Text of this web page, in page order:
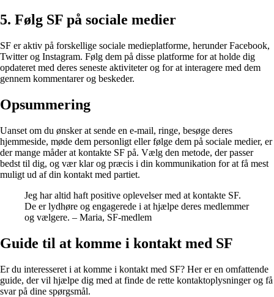
5. Følg SF på sociale medier
SF er aktiv på forskellige sociale medieplatforme, herunder Facebook,
Twitter og Instagram. Følg dem på disse platforme for at holde dig
opdateret med deres seneste aktiviteter og for at interagere med dem
gennem kommentarer og beskeder.
Opsummering
Uanset om du ønsker at sende en e-mail, ringe, besøge deres
hjemmeside, møde dem personligt eller følge dem på sociale medier, er
der mange måder at kontakte SF på. Vælg den metode, der passer
bedst til dig, og vær klar og præcis i din kommunikation for at få mest
muligt ud af din kontakt med partiet.
Jeg har altid haft positive oplevelser med at kontakte SF.
De er lydhøre og engagerede i at hjælpe deres medlemmer
og vælgere. – Maria, SF-medlem
Guide til at komme i kontakt med SF
Er du interesseret i at komme i kontakt med SF? Her er en omfattende
guide, der vil hjælpe dig med at finde de rette kontaktoplysninger og få
svar på dine spørgsmål.